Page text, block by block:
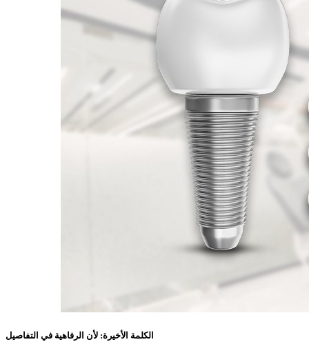
الكلمة الأخيرة: لأن الرفاهية في التفاصيل